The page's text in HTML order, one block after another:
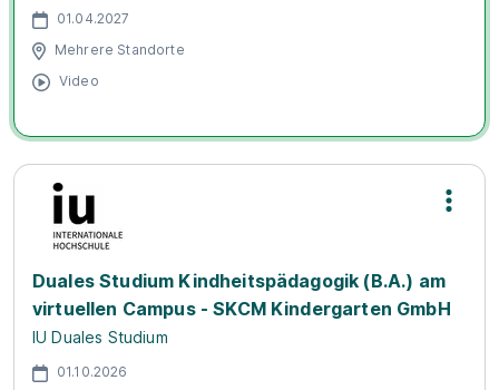
01.04.2027
Mehrere Standorte
Video
Duales Studium Kindheitspädagogik (B.A.) am
virtuellen Campus - SKCM Kindergarten GmbH
IU Duales Studium
01.10.2026